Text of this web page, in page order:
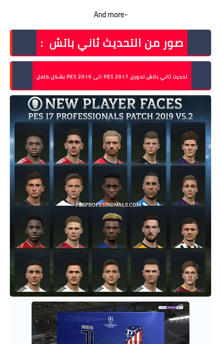
-And more
صور من التحديث ثاني باتش :
تحديث ثاني باتش تحويل PES 2017 الى PES 2019 بشكل كامل